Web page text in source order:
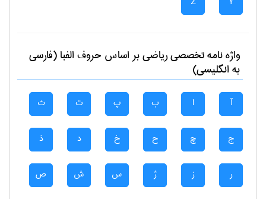
واژه نامه تخصصیرياضیبر اساس حروف الفبا (فارسی
به انگلیسی)
آ ا ب پ ت ث
ج چ ح خ د ذ
ر ز ژ س ش ص